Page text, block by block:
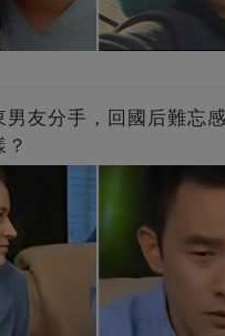
男友分手，回國后難忘